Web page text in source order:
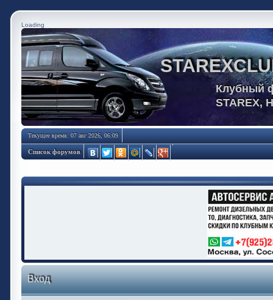
Loading
Клубный
STAREX,
Текущее время: 07 авг 2026, 06:09
Список форумов
Вход